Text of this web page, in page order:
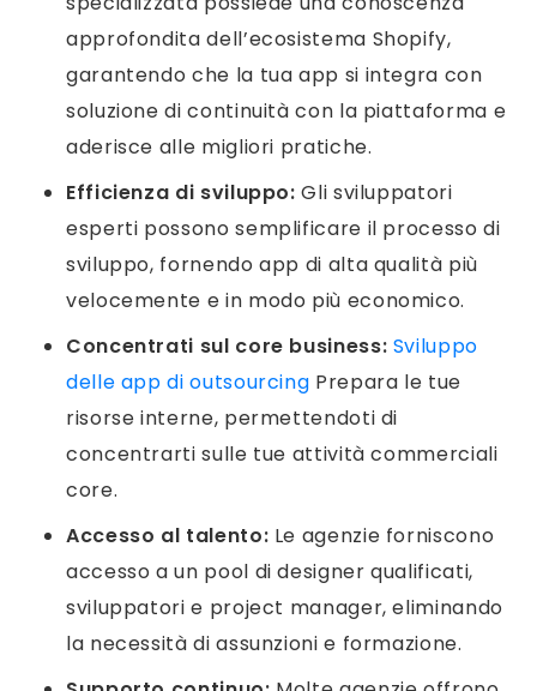
approfondita dell’ecosistema Shopify,
garantendo che la tua app si integra con
soluzione di continuità con la piattaforma e
aderisce alle migliori pratiche.
Efficienza di sviluppo:Gli sviluppatori
esperti possono semplificare il processo di
sviluppo, fornendo app di alta qualità più
velocemente e in modo più economico.
Concentrati sul core business: Sviluppo
delle app di outsourcing Prepara le tue
risorse interne, permettendoti di
concentrarti sulle tue attività commerciali
core.
Accesso al talento: Le agenzie forniscono
accesso a un pool di designer qualificati,
sviluppatori e project manager, eliminando
la necessità di assunzioni e formazione.